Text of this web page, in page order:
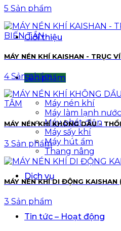
Giới thiệu
Sản phẩm
Máy nén khí
Máy làm lạnh nước
Máy phát điện
Máy sấy khí
Máy hút ẩm
Thang nâng
Dịch vụ
Tin tức – Hoạt động
5 Sản phẩm
MÁY NÉN KHÍ KAISHAN - TRỤC
4 Sản phẩm
MÁY NÉN KHÍ KHÔNG DẦU -
3 Sản phẩm
MÁY NÉN KHÍ DI ĐỘNG KAISHAN
3 Sản phẩm